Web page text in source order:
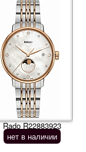
Rado R22883923
нет в наличии